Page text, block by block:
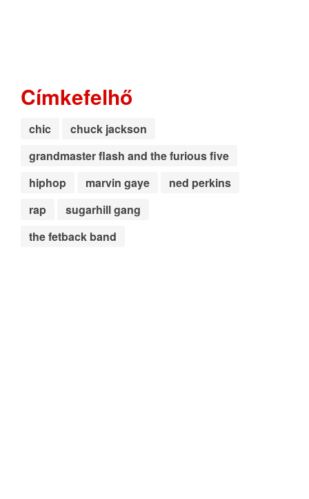
Címkefelhő
chic
chuck jackson
grandmaster flash and the furious five
hiphop
marvin gaye
ned perkins
rap
sugarhill gang
the fetback band